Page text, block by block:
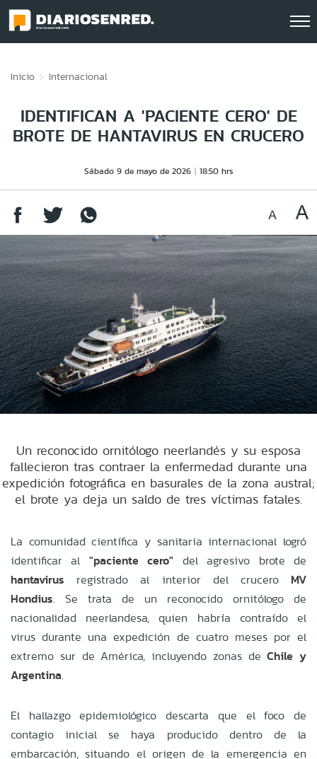
Inicio Internacional
IDENTIFICAN A 'PACIENTE CERO' DE
BROTE DE HANTAVIRUS EN CRUCERO
Sábado 9 de mayo de 2026 18:50 hrs
Un reconocido ornitólogo neerlandés y su esposa
fallecieron tras contraer la enfermedad durante una
expedición fotográfica en basurales de la zona austral;
el brote ya deja un saldo de tres víctimas fatales.
La comunidad científica y sanitaria internacional logró
identificar al "paciente cero" del agresivo brote de
hantavirus registrado al interior del crucero MV
Hondius. Se trata de un reconocido ornitólogo de
nacionalidad neerlandesa, quien habría contraído el
virus durante una expedición de cuatro meses por el
extremo sur de América, incluyendo zonas deChile y
Argentina.
El hallazgo epidemiológico descarta que el foco de
contagio inicial se haya producido dentro de la
embarcación, situando el origen de la emergencia en